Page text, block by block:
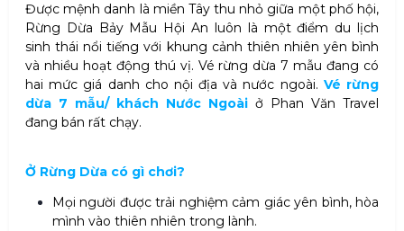
Được mệnh danh là miền Tây thu nhỏ giữa một phố hội,
Rừng Dừa Bảy Mẫu Hội An luôn là một điểm du lịch
sinh thái nổi tiếng với khung cảnh thiên nhiên yên bình
và nhiều hoạt động thú vị. Vé rừng dừa 7 mẫu đang có
hai mức giá danh cho nội địa và nước ngoài. Vé rừng
dừa 7 mẫu/ khách Nước Ngoài ở Phan Văn Travel
đang bán rất chạy.
Ở Rừng Dừa có gì chơi?
Mọi người được trải nghiệm cảm giác yên bình, hòa
mình vào thiên nhiên trong lành.